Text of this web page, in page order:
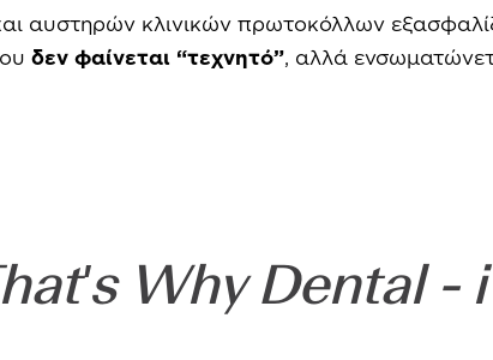
αυστηρών κλινικών πρωτοκόλλων
δεν φαίνεται “τεχνητό”, αλλά
Why Dental - i